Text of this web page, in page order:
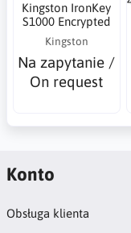
Kingston IronKey
S1000 Encrypted
Kingston
Na zapytanie /
On request
Konto
Obsługa klienta